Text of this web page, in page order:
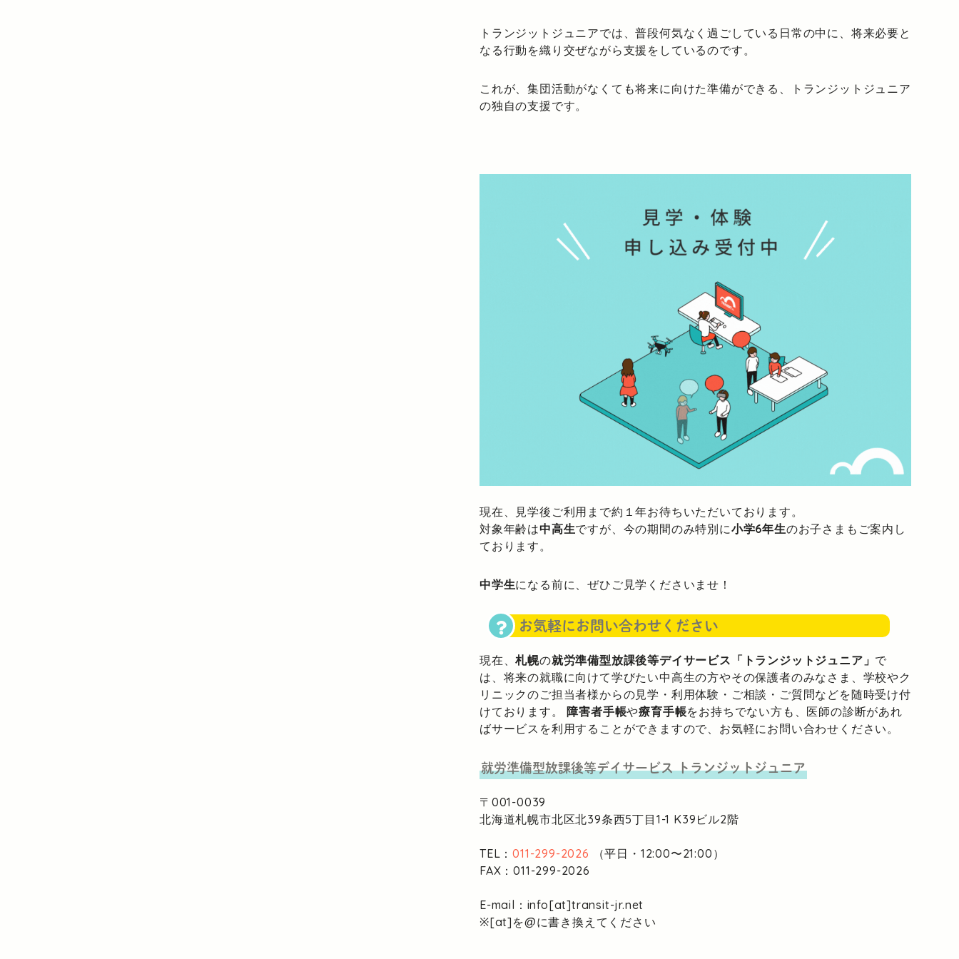
トランジットジュニアでは、普段何気なく過ごしている日常の中に、将来必要と
なる行動を織り交ぜながら支援をしているのです。
これが、集団活動がなくても将来に向けた準備ができる、トランジットジュニア
の独自の支援です。
現在、見学後ご利用まで約１年お待ちいただいております。
対象年齢は中高生ですが、今の期間のみ特別に小学6年生のお子さまもご案内し
ております。
中学生になる前に、ぜひご見学くださいませ！
お気軽にお問い合わせください
現在、札幌の就労準備型放課後等デイサービス「トランジットジュニア」 で
は、将来の就職に向けて学びたい中高生の方やその保護者のみなさま、学校やク
リニックのご担当者様からの見学・利用体験・ご相談・ご質問などを随時受け付
けております。 障害者手帳や療育手帳をお持ちでない方も、医師の診断があれ
ばサービスを利用することができますので、お気軽にお問い合わせください。
就労準備型放課後等デイサービストランジットジュニア
〒001-0039
北海道札幌市北区北39条西5丁目1-1 K39ビル2階
TEL：011-299-2026 （平日・12:00〜21:00）
FAX：011-299-2026
E-mail：info[at]transit-jr.net
※[at]を@に書き換えてください